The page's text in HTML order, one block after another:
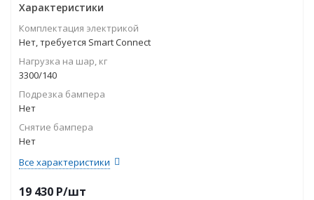
Характеристики
Комплектация электрикой
Нет, требуется Smart Connect
Нагрузка на шар, кг
3300/140
Подрезка бампера
Нет
Снятие бампера
Нет
Все характеристики
19 430 P/шт